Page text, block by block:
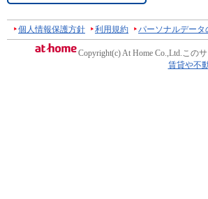
個人情報保護方針 利用規約 パーソナルデー
Copyright(c) At Home Co.,Ltd.この
賃貸や不